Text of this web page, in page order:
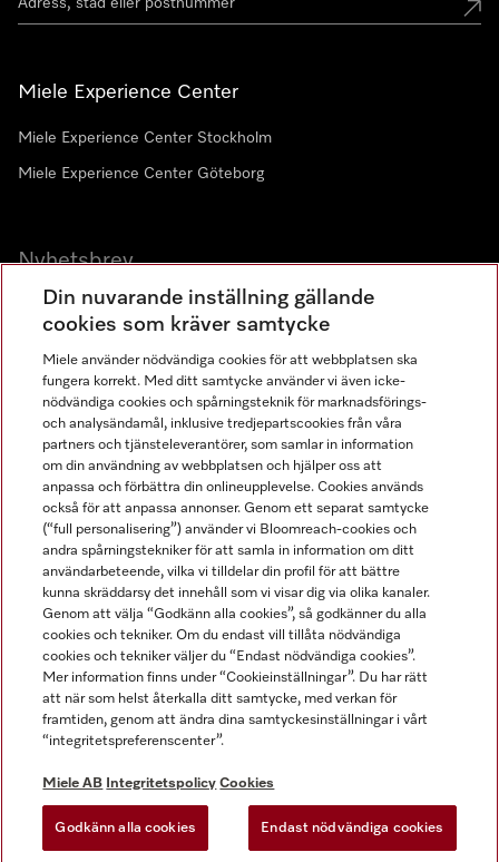
Miele Experience Center
Miele Experience Center Stockholm
Miele Experience Center Göteborg
Nyhetsbrev
Gå med i vår gemenskap
Miele AB
Allmänna villkor
Användarvillkor
Miele tillgänglighetsförklaring
Lagen om digitala tjänster
Miele på LinkedIn
Miele på Facebook
Miele på Instagram
Miele på Youtube
Din nuvarande inställning gällande
cookies som kräver samtycke
Miele använder nödvändiga cookies för att webbplatsen ska
fungera korrekt. Med ditt samtycke använder vi även icke-
nödvändiga cookies och spårningsteknik för marknadsförings-
och analysändamål, inklusive tredjepartscookies från våra
partners och tjänsteleverantörer, som samlar in information
om din användning av webbplatsen och hjälper oss att
anpassa och förbättra din onlineupplevelse. Cookies används
också för att anpassa annonser. Genom ett separat samtycke
(“full personalisering”) använder vi Bloomreach-cookies och
andra spårningstekniker för att samla in information om ditt
användarbeteende, vilka vi tilldelar din profil för att bättre
kunna skräddarsy det innehåll som vi visar dig via olika kanaler.
Genom att välja “Godkänn alla cookies”, så godkänner du alla
cookies och tekniker. Om du endast vill tillåta nödvändiga
cookies och tekniker väljer du “Endast nödvändiga cookies”.
Mer information finns under “Cookieinställningar”. Du har rätt
att när som helst återkalla ditt samtycke, med verkan för
framtiden, genom att ändra dina samtyckesinställningar i vårt
“integritetspreferenscenter”.
Miele AB Integritetspolicy Cookies
Godkänn alla cookies Endast nödvändiga cookies